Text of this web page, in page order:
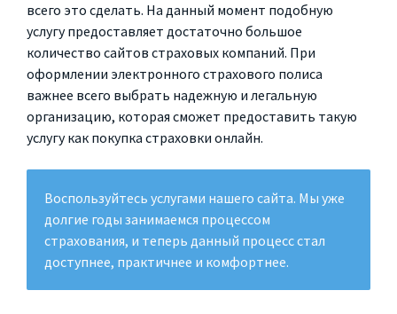
всего это сделать. На данный момент подобную
услугу предоставляет достаточно большое
количество сайтов страховых компаний. При
оформлении электронного страхового полиса
важнее всего выбрать надежную и легальную
организацию, которая сможет предоставить такую
услугу как покупка страховки онлайн.
Воспользуйтесь услугами нашего сайта. Мы уже
долгие годы занимаемся процессом
страхования, и теперь данный процесс стал
доступнее, практичнее и комфортнее.